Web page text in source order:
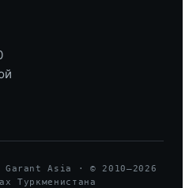
Garant Asia · © 2010—2026
Туркменистана